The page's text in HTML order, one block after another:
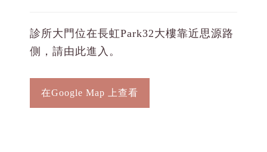
診所大門位在長虹Park32大樓靠近思源路
側，請由此進入。
在Google Map 上查看